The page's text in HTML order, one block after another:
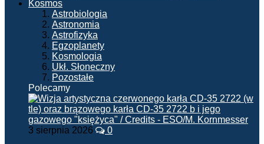
Kosmos
Astrobiologia
Astronomia
Astrofizyka
Egzoplanety
Kosmologia
Ukł. Słoneczny
Pozostałe
Polecamy
3 sierpnia 2026 0